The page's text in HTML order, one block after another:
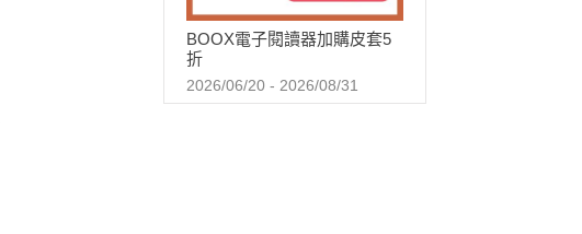
BOOX電子閱讀器加購皮套5
折
2026/06/20 - 2026/08/31